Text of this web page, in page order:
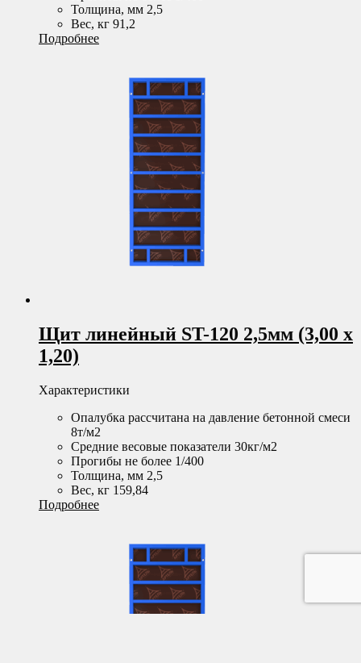
Толщина, мм 2,5
Вес, кг 91,2
Подробнее
Щит линейный ST-120 2,5мм (3,00 х
1,20)
Характеристики
Опалубка рассчитана на давление бетонной смеси
8т/м2
Средние весовые показатели 30кг/м2
Прогибы не более 1/400
Толщина, мм 2,5
Вес, кг 159,84
Подробнее